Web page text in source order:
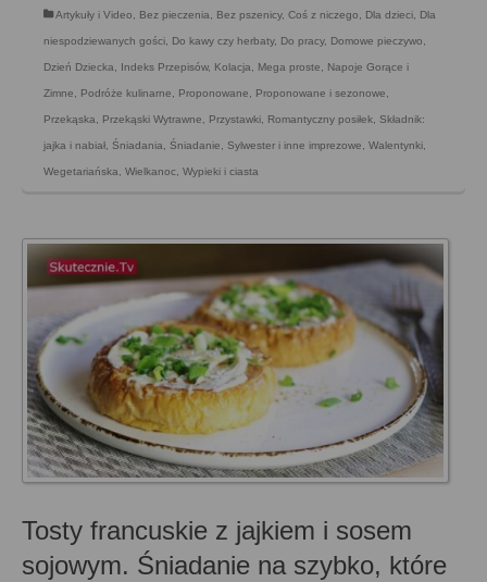
Artykuły i Video Bez pieczenia Bez pszenicy, Coś z niczego Dla dzieci Dla
niespodziewanych gości Do kawy czy herbaty, Do pracy, Domowe pieczywo
Dzień Dziecka Indeks Przepisów, Kolacja Mega proste Napoje Gorące i
Zimne Podróże kulinarne Proponowane Proponowane i sezonowe
Przekąska Przekąski Wytrawne Przystawki Romantyczny posiłek Składnik:
jajka i nabiał Śniadania Śniadanie Sylwester i inne imprezowe Walentynki
Wegetariańska Wielkanoc Wypieki i ciasta
Tosty francuskie z jajkiem i sosem
sojowym. Śniadanie na szybko, które